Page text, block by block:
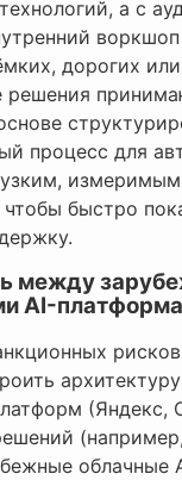
а с
дорогих
решения
процесс для
быстро
между
AI-
(Яндекс,
облачные